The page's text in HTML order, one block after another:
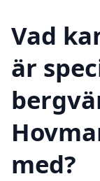
Vad
är
med?